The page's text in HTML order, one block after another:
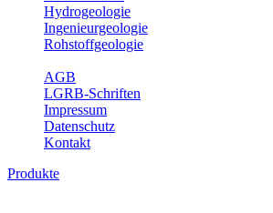
Hydrogeologie
Ingenieurgeologie
Rohstoffgeologie
AGB
LGRB-Schriften
Impressum
Datenschutz
Kontakt
Produkte